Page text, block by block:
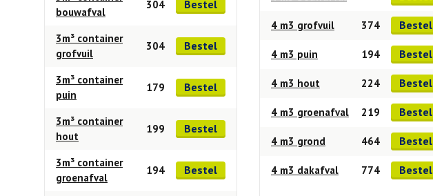
bouwafval
304 Bestel
3m³ container
grofvuil
304 Bestel
3m³ container
puin
179 Bestel
3m³ container
hout
199 Bestel
3m³ container
groenafval
194 Bestel
4 m3 grofvuil 374 Bestel
4 m3 puin 194 Bestel
4 m3 hout 224 Bestel
4 m3 groenafval 219 Bestel
4 m3 grond 464 Bestel
4 m3 dakafval 774 Bestel